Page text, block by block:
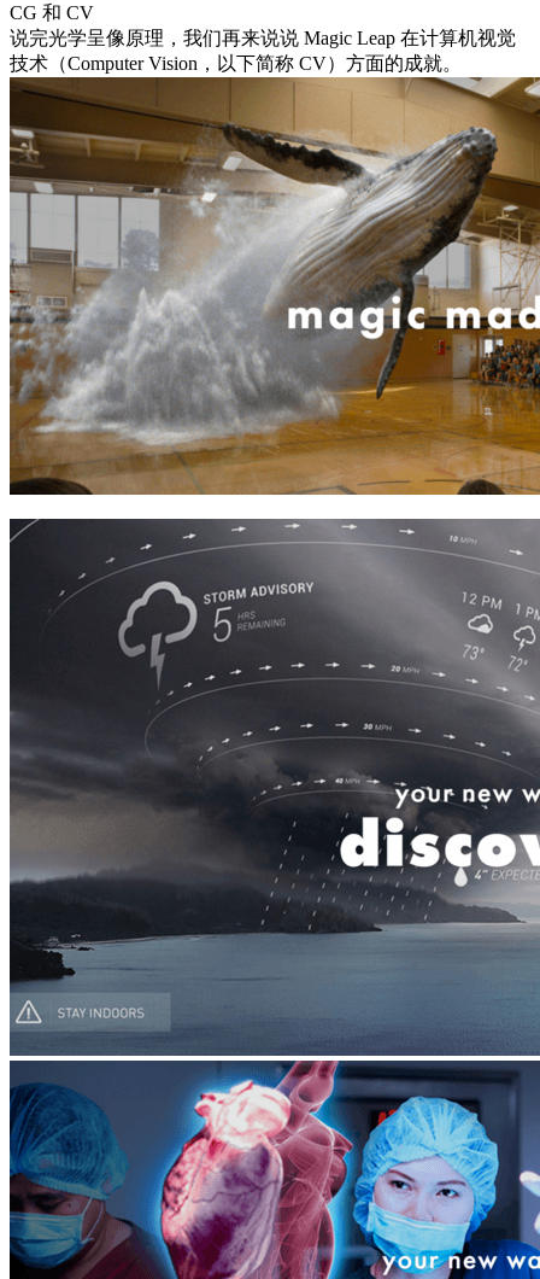
CG 和 CV
说完光学呈像原理，我们再来说说 Magic Leap 在计算机视觉
技术（Computer Vision，以下简称 CV）方面的成就。